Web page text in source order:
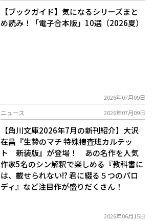
【ブックガイド】気になるシリーズまと
め読み！「電子合本版」10選（2026夏）
2026年07月09日
ニュース 2026年07月09日
【角川文庫2026年7月の新刊紹介】大沢
在昌『生贄のマチ 特殊捜査班カルテッ
ト 新装版』が登場！ あの名作を人気
作家5名のシン解釈で楽しめる『教科書に
は、載せられない!? 君に綴る５つのパロ
ディ』など注目作が盛りだくさん！
2026年06月15日